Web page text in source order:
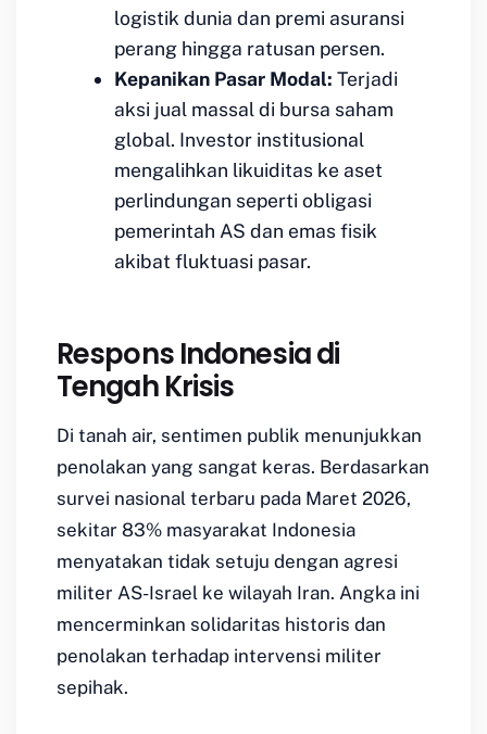
logistik dunia dan premi asuransi
perang hingga ratusan persen.
Kepanikan Pasar Modal: Terjadi
aksi jual massal di bursa saham
global. Investor institusional
mengalihkan likuiditas ke aset
perlindungan seperti obligasi
pemerintah AS dan emas fisik
akibat fluktuasi pasar.
Respons Indonesia di
Tengah Krisis
Di tanah air, sentimen publik menunjukkan
penolakan yang sangat keras. Berdasarkan
survei nasional terbaru pada Maret 2026,
sekitar 83% masyarakat Indonesia
menyatakan tidak setuju dengan agresi
militer AS-Israel ke wilayah Iran. Angka ini
mencerminkan solidaritas historis dan
penolakan terhadap intervensi militer
sepihak.